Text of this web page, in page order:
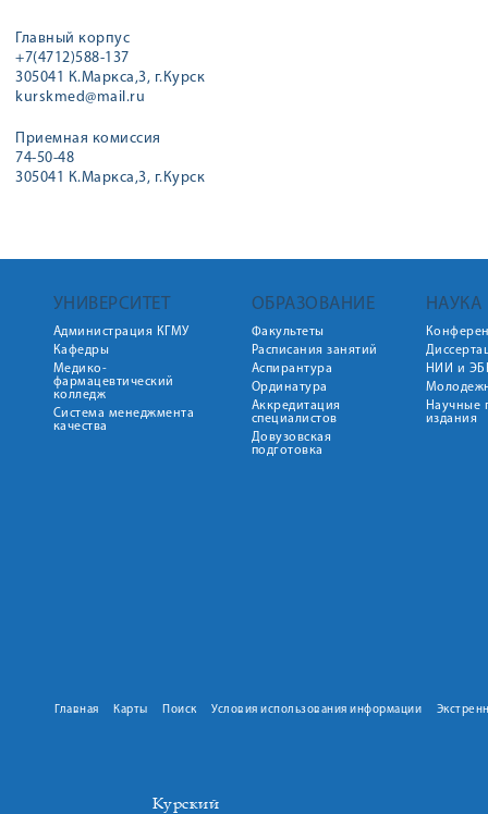
Главный корпус
+7(4712)588-137
305041 К.Маркса,3, г.Курск
kurskmed@mail.ru
Приемная комиссия
74-50-48
305041 К.Маркса,3, г.Курск
УНИВЕРСИТЕТ
Администрация КГМУ
Кафедры
Медико-
фармацевтический
колледж
Система менеджмента
качества
ОБРАЗОВАНИЕ
Факультеты
Расписания занятий
Аспирантура
Ординатура
Аккредитация
специалистов
Довузовская
подготовка
НАУКА
НИИ и
Научные
издания
Главная Карты Поиск Условия использования информации
Курский